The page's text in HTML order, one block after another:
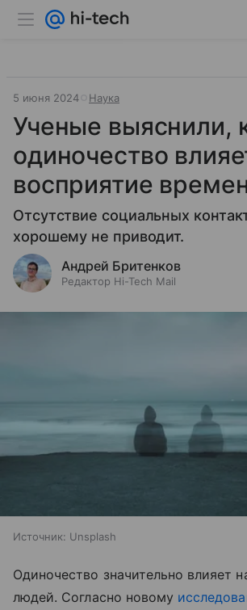
5 июня 2024 Наука
Ученые выяснили,
одиночество
восприятие
Отсутствие социальных
хорошему не приводит.
Андрей Бритенков
Редактор Hi-Tech Mail
Источник: Unsplash
Одиночество значительно влияет
людей. Согласно новому